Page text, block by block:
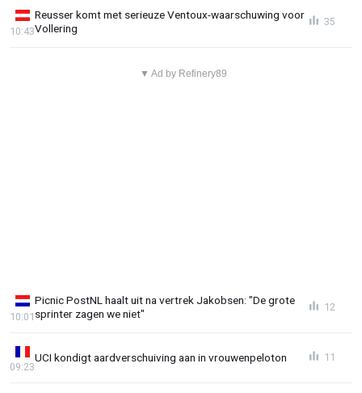
Reusser komt met serieuze Ventoux-waarschuwing voor
Vollering
10:43
35
▼ Ad by Refinery89
Picnic PostNL haalt uit na vertrek Jakobsen: "De grote
sprinter zagen we niet"
10:01
12
UCI kondigt aardverschuiving aan in vrouwenpeloton
09:23
11